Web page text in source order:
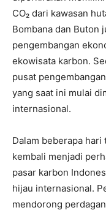
CO₂ dari kawasan
Bombana dan Buton
pengembangan
ekowisata karbon.
pusat
yang saat ini mulai
internasional.
Dalam beberapa
kembali menjadi
pasar karbon
hijau internasional.
mendorong